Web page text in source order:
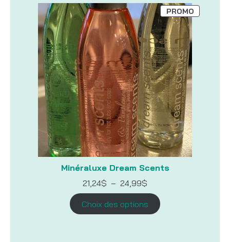
Minéraluxe Dream Scents
PROMOPRODUIT
EN
21,24$ – 24,99$
de
prix :
21,24$
à
Choix des options